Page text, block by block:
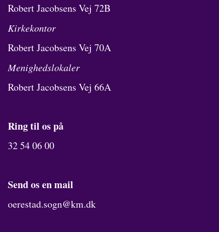
Robert Jacobsens Vej 72B
Kirkekontor
Robert Jacobsens Vej 70A
Menighedslokaler
Robert Jacobsens Vej 66A
Ring til os på
32 54 06 00
Send os en mail
oerestad.sogn@km.dk